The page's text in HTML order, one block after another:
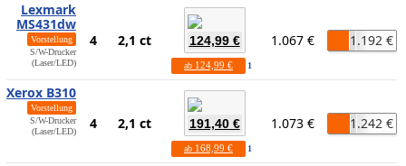
Lexmark
MS431dw
Vorstellung
S/W-Drucker
(Laser/LED)
4 2,1 ct 124,99 €
ab 124,99 € 1
1.067 € 1.192 €
Xerox B310
Vorstellung
S/W-Drucker
(Laser/LED)
4 2,1 ct 191,40 €
ab 168,99 € 1
1.073 € 1.242 €